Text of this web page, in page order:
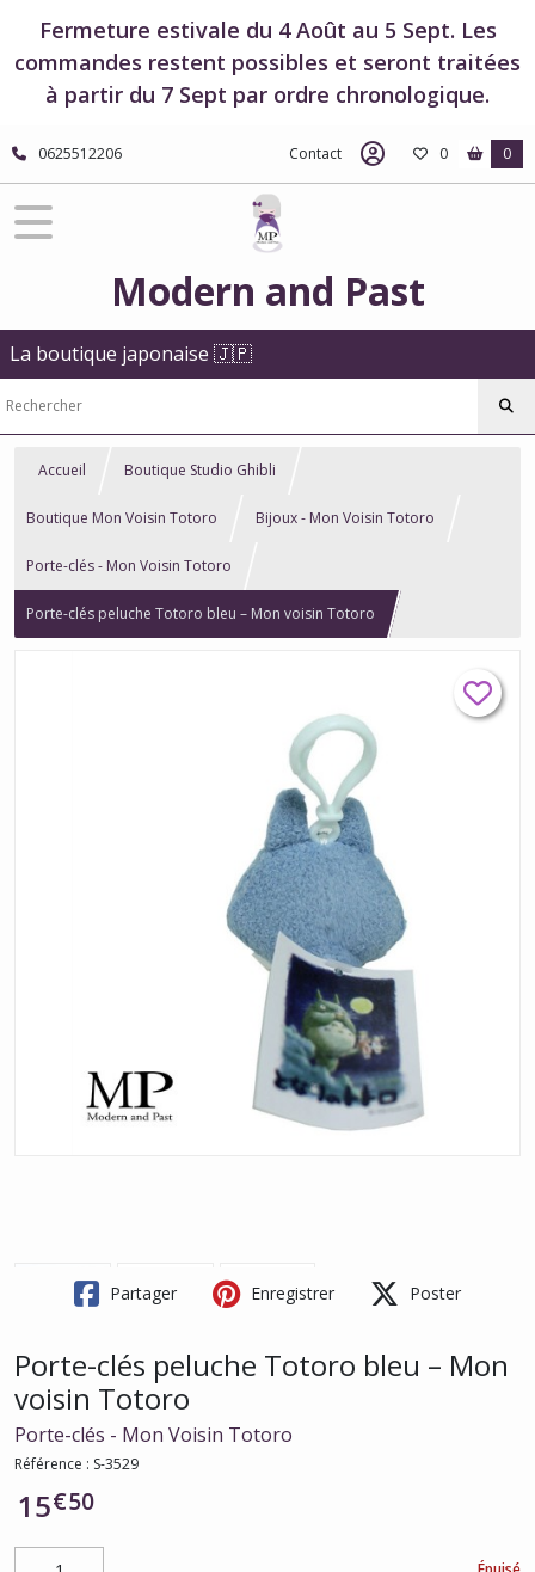
Fermeture estivale du 4 Août au 5 Sept. Les
commandes restent possibles et seront traitées
à partir du 7 Sept par ordre chronologique.
0625512206 Contact 0 0
Modern and Past
La boutique japonaise 🇯🇵
Accueil Boutique Studio Ghibli
Boutique Mon Voisin Totoro Bijoux - Mon Voisin Totoro
Porte-clés - Mon Voisin Totoro
Porte-clés peluche Totoro bleu – Mon voisin Totoro
Partager Enregistrer Poster
Porte-clés peluche Totoro bleu – Mon
voisin Totoro
Porte-clés - Mon Voisin Totoro
Référence : S-3529
15€50